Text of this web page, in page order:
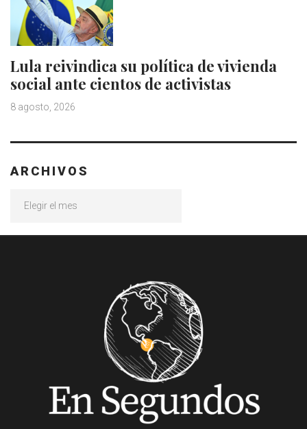
Lula reivindica su política de vivienda
social ante cientos de activistas
8 agosto, 2026
ARCHIVOS